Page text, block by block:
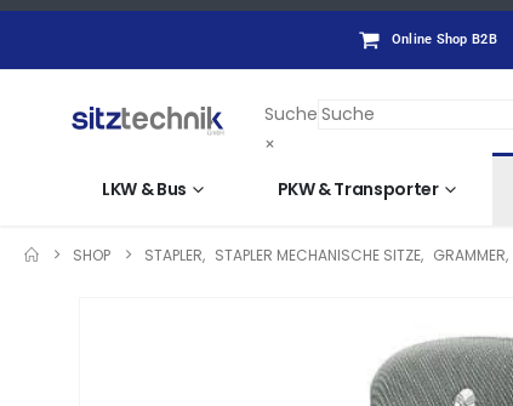
Online Shop B2B
Suche
×
LKW & Bus PKW & Transporter
SHOP STAPLER, STAPLER MECHANISCHE SITZE, GRAMMER,